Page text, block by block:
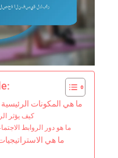
ما هي المكونات
كيف يؤثر
ما هو دور الروابط
ما هي